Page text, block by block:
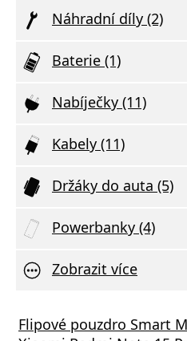
Náhradní díly (2)
Baterie (1)
Nabíječky (11)
Kabely (11)
Držáky do auta (5)
Powerbanky (4)
Zobrazit více
Flipové pouzdro Smart